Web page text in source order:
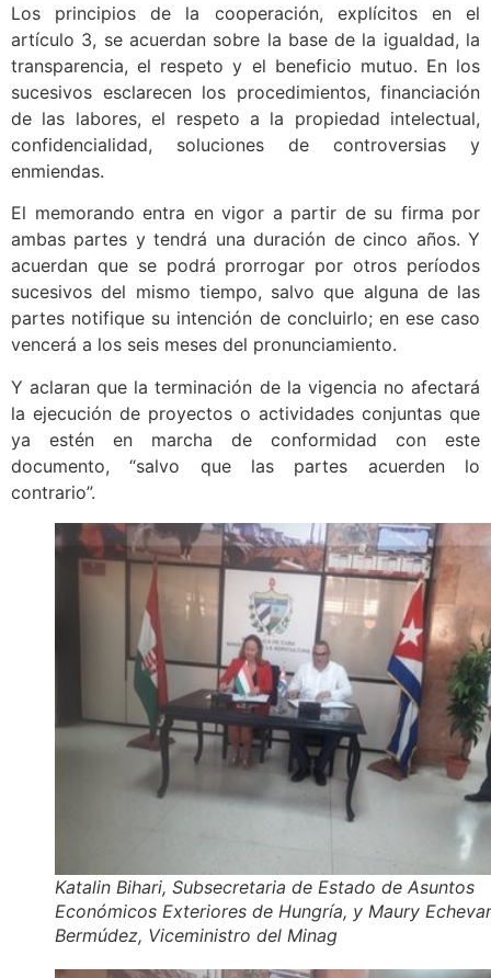
Los principios de la cooperación, explícitos en el
artículo 3, se acuerdan sobre la base de la igualdad, la
transparencia, el respeto y el beneficio mutuo. En los
sucesivos esclarecen los procedimientos, financiación
de las labores, el respeto a la propiedad intelectual,
confidencialidad, soluciones de controversias y
enmiendas.
El memorando entra en vigor a partir de su firma por
ambas partes y tendrá una duración de cinco años. Y
acuerdan que se podrá prorrogar por otros períodos
sucesivos del mismo tiempo, salvo que alguna de las
partes notifique su intención de concluirlo; en ese caso
vencerá a los seis meses del pronunciamiento.
Y aclaran que la terminación de la vigencia no afectará
la ejecución de proyectos o actividades conjuntas que
ya estén en marcha de conformidad con este
documento, “salvo que las partes acuerden lo
contrario”.
Katalin Bihari, Subsecretaria de Estado de Asuntos
Económicos Exteriores de Hungría, y Maury
Bermúdez, Viceministro del Minag